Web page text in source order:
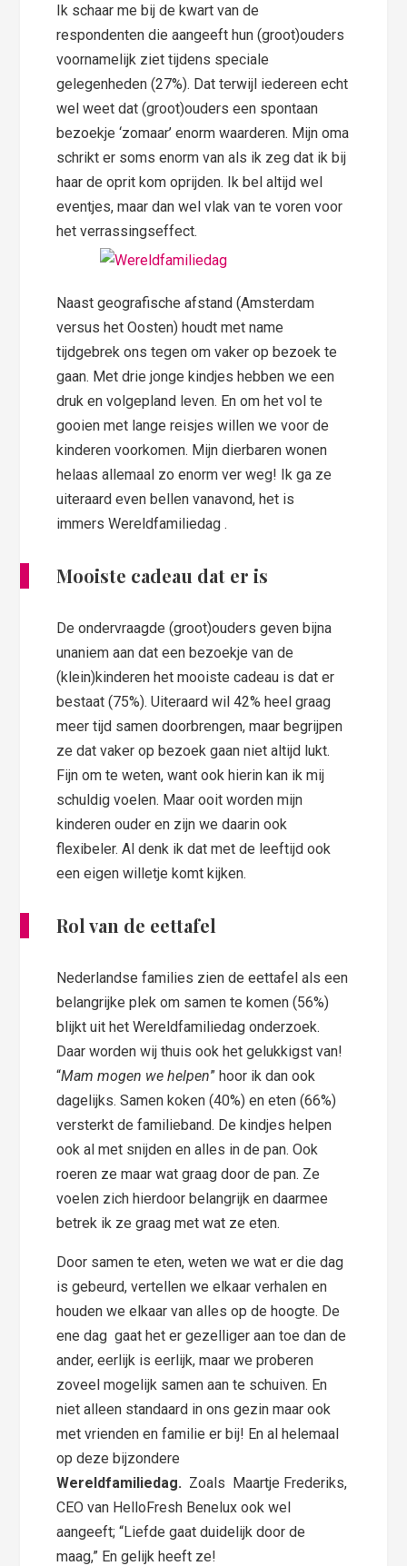
Ik schaar me bij de kwart van de
respondenten die aangeeft hun (groot)ouders
voornamelijk ziet tijdens speciale
gelegenheden (27%). Dat terwijl iedereen echt
wel weet dat (groot)ouders een spontaan
bezoekje ‘zomaar’ enorm waarderen. Mijn oma
schrikt er soms enorm van als ik zeg dat ik bij
haar de oprit kom oprijden. Ik bel altijd wel
eventjes, maar dan wel vlak van te voren voor
het verrassingseffect.
Naast geografische afstand (Amsterdam
versus het Oosten) houdt met name
tijdgebrek ons tegen om vaker op bezoek te
gaan. Met drie jonge kindjes hebben we een
druk en volgepland leven. En om het vol te
gooien met lange reisjes willen we voor de
kinderen voorkomen. Mijn dierbaren wonen
helaas allemaal zo enorm ver weg! Ik ga ze
uiteraard even bellen vanavond, het is
immers Wereldfamiliedag .
Mooiste cadeau dat er is
De ondervraagde (groot)ouders geven bijna
unaniem aan dat een bezoekje van de
(klein)kinderen het mooiste cadeau is dat er
bestaat (75%). Uiteraard wil 42% heel graag
meer tijd samen doorbrengen, maar begrijpen
ze dat vaker op bezoek gaan niet altijd lukt.
Fijn om te weten, want ook hierin kan ik mij
schuldig voelen. Maar ooit worden mijn
kinderen ouder en zijn we daarin ook
flexibeler. Al denk ik dat met de leeftijd ook
een eigen willetje komt kijken.
Rol van de eettafel
Nederlandse families zien de eettafel als een
belangrijke plek om samen te komen (56%)
blijkt uit het Wereldfamiliedag onderzoek.
Daar worden wij thuis ook het gelukkigst van!
“Mam mogen we helpen” hoor ik dan ook
dagelijks. Samen koken (40%) en eten (66%)
versterkt de familieband. De kindjes helpen
ook al met snijden en alles in de pan. Ook
roeren ze maar wat graag door de pan. Ze
voelen zich hierdoor belangrijk en daarmee
betrek ik ze graag met wat ze eten.
Door samen te eten, weten we wat er die dag
is gebeurd, vertellen we elkaar verhalen en
houden we elkaar van alles op de hoogte. De
ene dag gaat het er gezelliger aan toe dan de
ander, eerlijk is eerlijk, maar we proberen
zoveel mogelijk samen aan te schuiven. En
niet alleen standaard in ons gezin maar ook
met vrienden en familie er bij! En al helemaal
op deze bijzondere
Wereldfamiliedag. Zoals Maartje Frederiks,
CEO van HelloFresh Benelux ook wel
aangeeft; “Liefde gaat duidelijk door de
maag,” En gelijk heeft ze!